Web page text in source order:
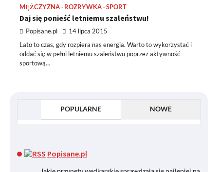
MĘŻCZYZNA ROZRYWKA SPORT
Daj się ponieść letniemu szaleństwu!
Popisane.pl 14 lipca 2015
Lato to czas, gdy rozpiera nas energia. Warto to wykorzystać i
oddać się w pełni letniemu szaleństwu poprzez aktywność
sportową…
POPULARNE NOWE
Popisane.pl